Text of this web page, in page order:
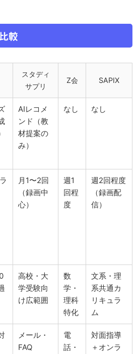
較
スタディ
サプリ
Z会 SAPIX
AIレコメ
ンド（教
材提案の
み）
なし なし
月1〜2回
（録画中
心）
週1
回程
度
週2回程度
（録画配
信）
高校・大
学受験向
け広範囲
数
学・
理科
特化
文系・理
系共通カ
リキュラ
ム
メール・
FAQ
電
話・
対面指導
＋オンラ